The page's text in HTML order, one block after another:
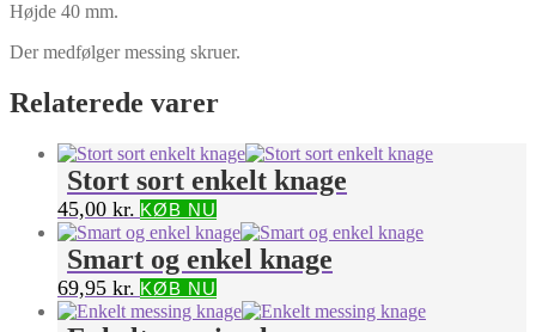
Højde 40 mm.
Der medfølger messing skruer.
Relaterede varer
Stort sort enkelt knage
45,00 kr. KØB NU
Smart og enkel knage
69,95 kr. KØB NU